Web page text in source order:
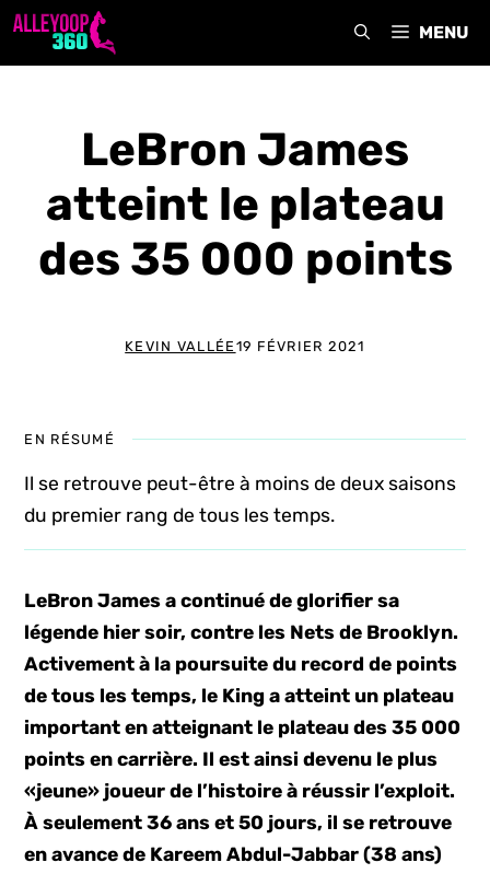
Aller
MENU
LeBron James
atteint le plateau
des 35 000 points
KEVIN VALLÉE 19 FÉVRIER 2021
EN RÉSUMÉ
Il se retrouve peut-être à moins de deux saisons
du premier rang de tous les temps.
LeBron James a continué de glorifier sa
légende hier soir, contre les Nets de Brooklyn.
Activement à la poursuite du record de points
de tous les temps, le King a atteint un plateau
important en atteignant le plateau des 35 000
points en carrière. Il est ainsi devenu le plus
«jeune» joueur de l’histoire à réussir l’exploit.
À seulement 36 ans et 50 jours, il se retrouve
en avance de Kareem Abdul-Jabbar (38 ans)